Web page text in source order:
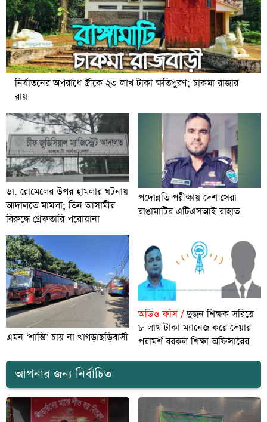
নির্যাতনের অপরাধে স্ত্রীকে ২৩ লাখ টাকা ক্ষতিপুরণ; চাকমা রাজার
রায়
ডা. রোমেলের উপর হামলার ঘটনায়
আদালতে মামলা; তিন আসামীর
বিরুদ্ধে গ্রেফতারি পরোয়ানা
পদোন্নতি পরীক্ষায় দেশ সেরা
রাঙামাটির এটিএসআই রাহাত
এমন ‘শান্তি’ চায় না খাগড়াছড়িবাসী
অডিও ফাঁস /দুজন শিক্ষক সরিয়ে
৮ লাখ টাকা ম্যানেজ করে দেয়ার
পরামর্শ বরকল শিক্ষা অফিসারের
আপনার জন্য নির্বাচিত